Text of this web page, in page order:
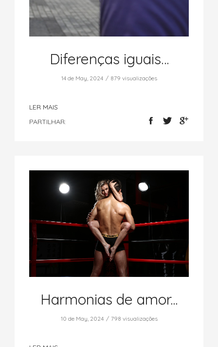
Diferenças iguais…
14 de May, 2024 879 visualizações
LER MAIS
PARTILHAR:
Harmonias de amor...
10 de May, 2024 798 visualizações